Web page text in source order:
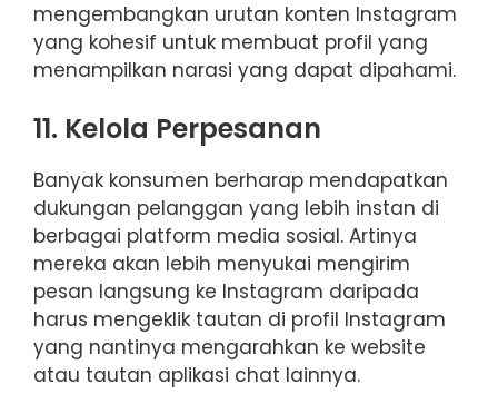
mengembangkan urutan konten Instagram
yang kohesif untuk membuat profil yang
menampilkan narasi yang dapat dipahami.
11. Kelola Perpesanan
Banyak konsumen berharap mendapatkan
dukungan pelanggan yang lebih instan di
berbagai platform media sosial. Artinya
mereka akan lebih menyukai mengirim
pesan langsung ke Instagram daripada
harus mengeklik tautan di profil Instagram
yang nantinya mengarahkan ke website
atau tautan aplikasi chat lainnya.